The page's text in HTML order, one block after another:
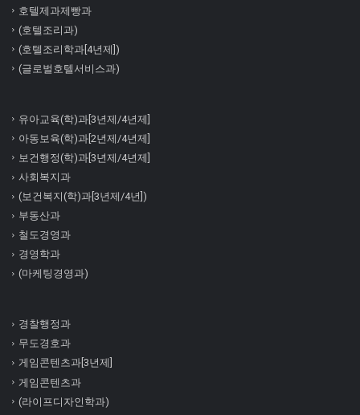
호텔제과제빵과
(호텔조리과)
(호텔조리학과[4년제])
(글로벌호텔서비스과)
유아교육(학)과[3년제/4년제]
아동보육(학)과[2년제/4년제]
보건행정(학)과[3년제/4년제]
사회복지과
(보건복지(학)과[3년제/4년])
부동산과
철도경영과
경영학과
(마케팅경영과)
경찰행정과
무도경호과
게임콘텐츠과[3년제]
게임콘텐츠과
(라이프디자인학과)